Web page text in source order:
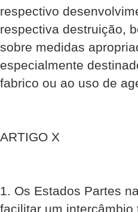
respectivo
respectiva destruição,
sobre medidas
especialmente
fabrico ou ao uso de
ARTIGO X
1. Os Estados Partes
facilitar um intercâmbio